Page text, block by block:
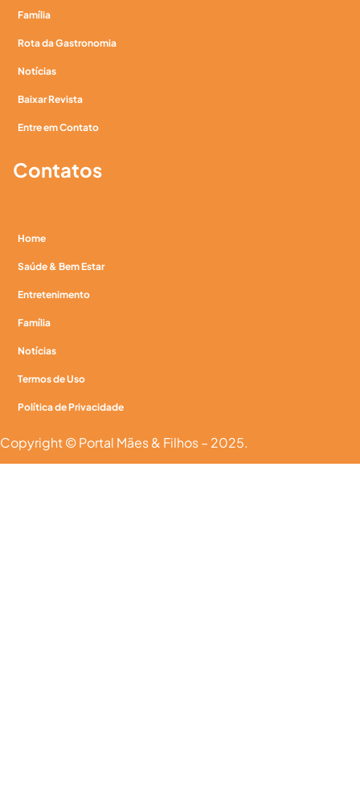
Família
Rota da Gastronomia
Notícias
Baixar Revista
Entre em Contato
Contatos
Home
Saúde & Bem Estar
Entretenimento
Família
Notícias
Termos de Uso
Política de Privacidade
Copyright © Portal Mães & Filhos – 2025.